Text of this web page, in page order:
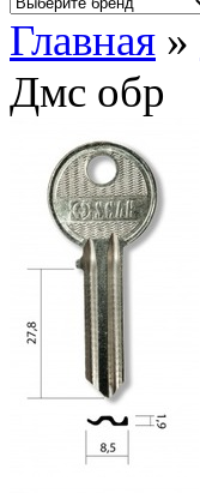
Главная »
Дмс обр